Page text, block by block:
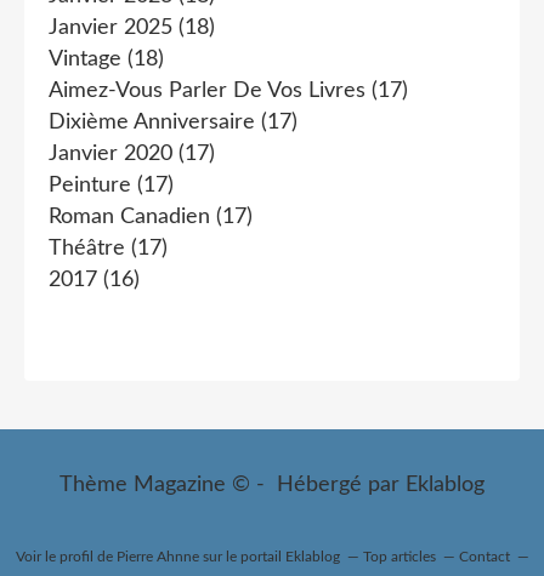
Janvier 2025 (18)
Vintage (18)
Aimez-Vous Parler De Vos Livres (17)
Dixième Anniversaire (17)
Janvier 2020 (17)
Peinture (17)
Roman Canadien (17)
Théâtre (17)
2017 (16)
Thème Magazine © - Hébergé par Eklablog
Voir le profil de Pierre Ahnnesur le portail Eklablog Top articles Contact